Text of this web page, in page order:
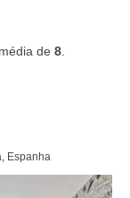
de 8
Espanha